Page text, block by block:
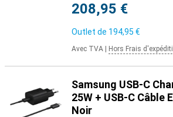
208,95 €
Outlet de 194,95 €
Avec TVA Hors Frais
Samsung USB-C
25W + USB-C Câble
Noir